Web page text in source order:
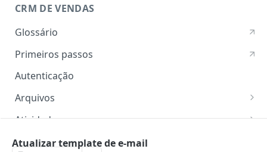
CRM DE VENDAS
Glossário
Primeiros passos
Autenticação
Arquivos
Listar arquivos
Ver detalhes do arquivo
Atividades
Listar atividades
Campos customizados
Atualizar template de e-mail